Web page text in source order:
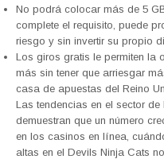
No podrá colocar más de 5
complete el requisito, puede
riesgo y sin invertir su propio
Los giros gratis le permiten la
más sin tener que arriesgar
casa de apuestas del Reino
Las tendencias en el sector
demuestran que un número
en los casinos en línea,
altas en el Devils Ninja Cats